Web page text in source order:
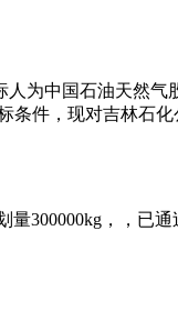
为中国石油天然
条件，现对吉林石
300000kg，，已通